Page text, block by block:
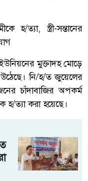
হ/ত্যা, স্ত্রী-সন্তানের
মুক্তাদহ মোড়ে
নি/হ/ত জুয়েলের
চাঁদাবাজির অপকর্ম
হ/ত্যা করা হয়েছে।